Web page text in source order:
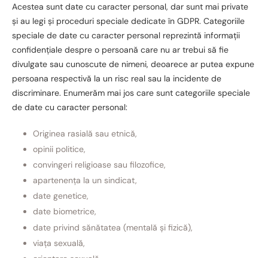
Acestea sunt date cu caracter personal, dar sunt mai private
și au legi și proceduri speciale dedicate în GDPR. Categoriile
speciale de date cu caracter personal reprezintă informații
confidențiale despre o persoană care nu ar trebui să fie
divulgate sau cunoscute de nimeni, deoarece ar putea expune
persoana respectivă la un risc real sau la incidente de
discriminare. Enumerăm mai jos care sunt categoriile speciale
de date cu caracter personal:
Originea rasială sau etnică,
opinii politice,
convingeri religioase sau filozofice,
apartenența la un sindicat,
date genetice,
date biometrice,
date privind sănătatea (mentală și fizică),
viața sexuală,